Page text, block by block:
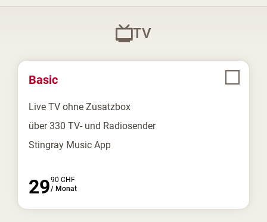
TV
Basic
Live TV ohne Zusatzbox
über 330 TV- und Radiosender
Stingray Music App
2990 CHF
/ Monat